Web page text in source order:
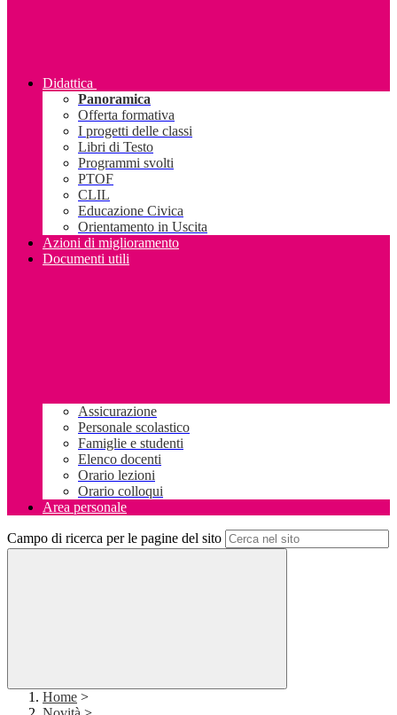
Didattica
Panoramica
Offerta formativa
I progetti delle classi
Libri di Testo
Programmi svolti
PTOF
CLIL
Educazione Civica
Orientamento in Uscita
Azioni di miglioramento
Documenti utili
Assicurazione
Personale scolastico
Famiglie e studenti
Elenco docenti
Orario lezioni
Orario colloqui
Area personale
Campo di ricerca per le pagine del sito
Home >